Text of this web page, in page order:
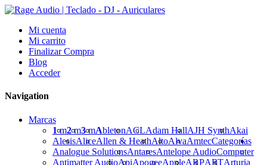
Mi cuenta
Mi carrito
Finalizar Compra
Blog
Acceder
Navigation
Marcas
1m2m3mAbletonACLAdam HallAJH SynthAkai
AlesisAliceAllen & HeathAltoAlvaAmtec
Analogue SolutionsAntaresAntelope Audio
Antimatter AudioApiApogeeAppleARPARTArturia
Categorías
Computer